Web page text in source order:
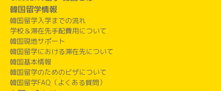
韓国留学情報
韓国留学入学までの流れ
学校＆滞在先手配費用について
韓国現地サポート
韓国留学における滞在先について
韓国基本情報
韓国留学のためのビザについて
韓国留学FAQ（よくある質問）